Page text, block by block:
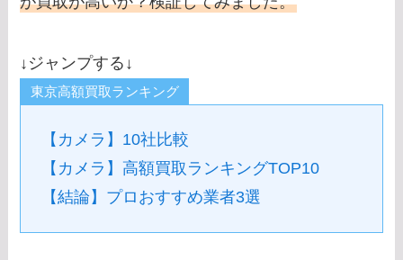
↓ジャンプする↓
東京高額買取ランキング
【カメラ】10社比較
【カメラ】高額買取ランキングTOP10
【結論】プロおすすめ業者3選